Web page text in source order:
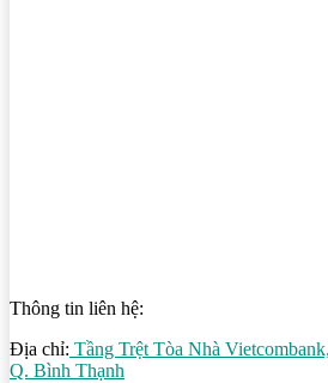
Thông tin liên hệ:
Địa chỉ: Tầng Trệt Tòa Nhà
Q. Bình Thạnh